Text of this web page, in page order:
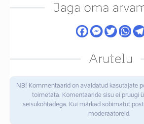
Jaga oma
Arutelu
NB! Kommentaarid on avaldatud kasutajate
toimetata. Komentaaride sisu ei pruugi
seisukohtadega. Kui märkad sobimatut
moderaatoreid.